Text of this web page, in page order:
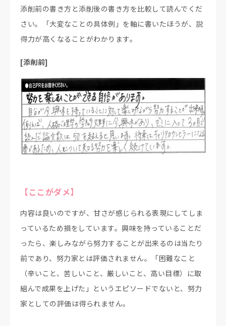
添削前の書き方と添削後の書き方を比較して読んでくだ
さい。「大変なことの具体例」を軸に書いたほうが、説
得力が高くなることがわかります。
[添削前]
【ここがダメ】
内容は良いのですが、甘さが感じられる表現にしてしま
っているため損をしています。興味を持っていることだ
ったら、楽しみながら努力することが出来るのは当たり
前であり、努力家とは評価されません。「困難なこと
（辛いこと、苦しいこと、厳しいこと、高い目標）に取
組んで成果を上げた」というエピソードでないと、努力
家としての評価は得られません。